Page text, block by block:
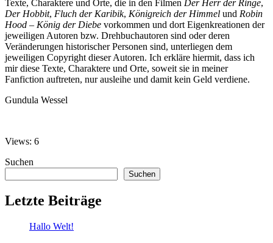
Texte, Charaktere und Orte, die in den Filmen Der Herr der Ringe,
Der Hobbit, Fluch der Karibik, Königreich der Himmel und Robin
Hood – König der Diebe vorkommen und dort Eigenkreationen der
jeweiligen Autoren bzw. Drehbuchautoren sind oder deren
Veränderungen historischer Personen sind, unterliegen dem
jeweiligen Copyright dieser Autoren. Ich erkläre hiermit, dass ich
mir diese Texte, Charaktere und Orte, soweit sie in meiner
Fanfiction auftreten, nur ausleihe und damit kein Geld verdiene.
Gundula Wessel
Views: 6
Suchen
Suchen
Letzte Beiträge
Hallo Welt!